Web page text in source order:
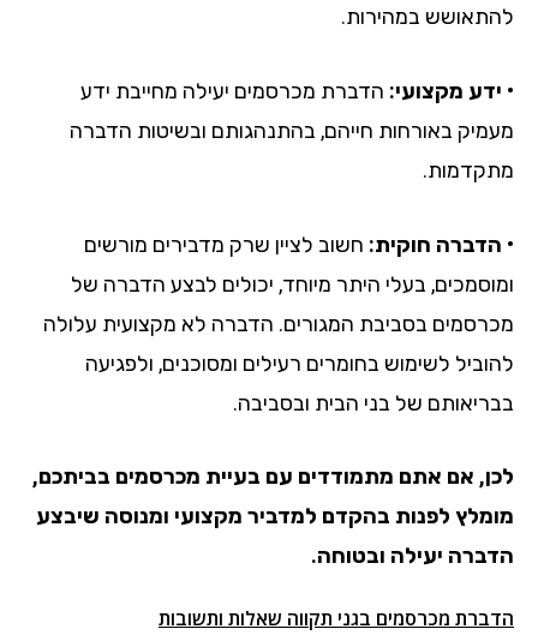
להתאושש במהירות.
• ידע מקצועי: הדברת מכרסמים יעילה מחייבת ידע
מעמיק באורחות חייהם, בהתנהגותם ובשיטות הדברה
מתקדמות.
• הדברה חוקית: חשוב לציין שרק מדבירים מורשים
ומוסמכים, בעלי היתר מיוחד, יכולים לבצע הדברה של
מכרסמים בסביבת המגורים. הדברה לא מקצועית עלולה
להוביל לשימוש בחומרים רעילים ומסוכנים, ולפגיעה
בבריאותם של בני הבית ובסביבה.
לכן, אם אתם מתמודדים עם בעיית מכרסמים בביתכם,
מומלץ לפנות בהקדם למדביר מקצועי ומנוסה שיבצע
הדברה יעילה ובטוחה.
הדברת מכרסמים בגני תקווה שאלות ותשובות